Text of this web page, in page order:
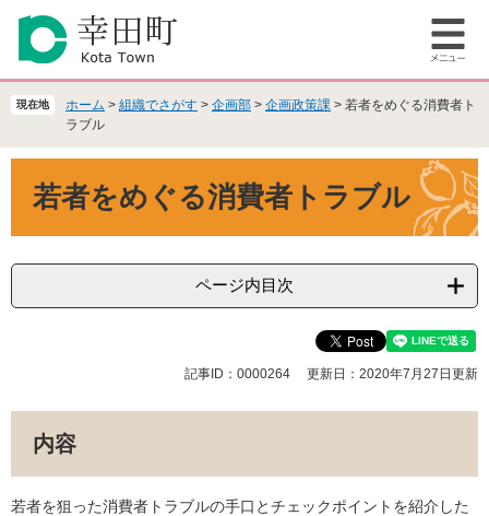
の
で
ー
ば
文
へ
メ
ー
現在地 ホーム > 組織でさがす > 企画部 > 企画政策課 > 若者をめぐる消費者ト
ラブル
若者をめぐる消費者トラブル
ページ内目次
記事ID：0000264 更新日：2020年7月27日更新
内容
若者を狙った消費者トラブルの手口とチェックポイントを紹介した